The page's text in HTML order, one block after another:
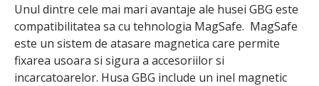
Unul dintre cele mai mari avantaje ale husei GBG este
compatibilitatea sa cu tehnologia MagSafe. MagSafe
este un sistem de atasare magnetica care permite
fixarea usoara si sigura a accesoriilor si
incarcatoarelor. Husa GBG include un inel magnetic